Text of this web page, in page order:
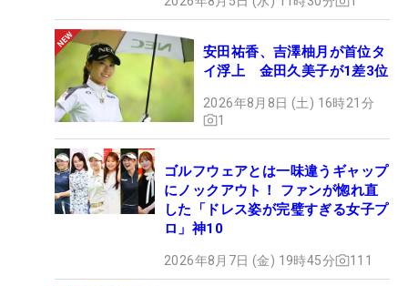
安田祐香、吉澤柚月が首位タ
イ浮上 金田久美子が1差3位
2026年8月8日 (土) 16時21分
1
ゴルフウェアとは一味違うギャップ
にノックアウト！ ファンが惚れ直
した「ドレス姿が完璧すぎる女子プ
ロ」神10
2026年8月7日 (金) 19時45分 111